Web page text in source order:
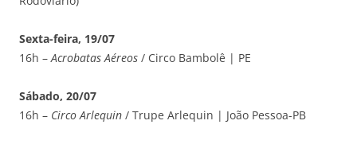
Sexta-feira, 19/07
16h – Acrobatas Aéreos / Circo Bambolê | PE
Sábado, 20/07
16h – Circo Arlequin / Trupe Arlequin | João Pessoa-PB